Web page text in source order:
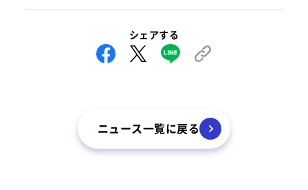
シェアする
ニュース一覧に戻る